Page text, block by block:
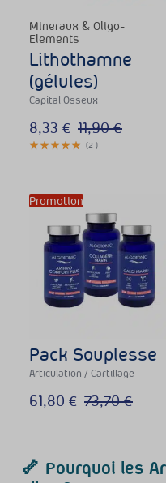
Mineraux & Oligo-
Elements
Lithothamne
(gélules)
Capital Osseux
11,90€
8,33 €
(2 )
Promotion
Pack Souplesse
Articulation / Cartillage
73,70€
61,80 €
🦴 Pourquoi les